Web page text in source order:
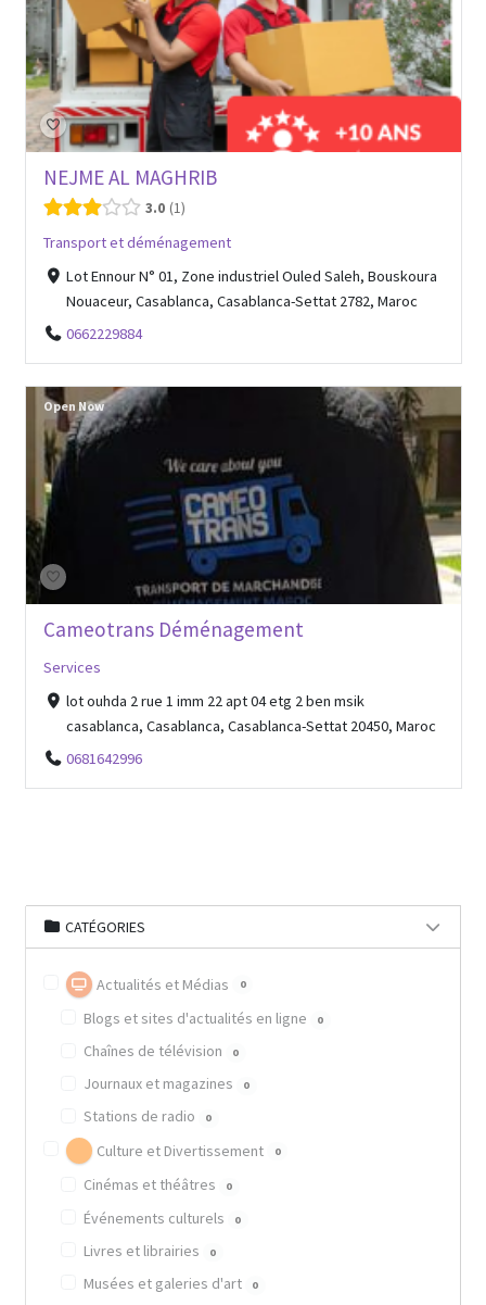
NEJME AL MAGHRIB
3.0 1
Transport et déménagement
Lot Ennour N° 01, Zone industriel Ouled Saleh, Bouskoura
Nouaceur, Casablanca, Casablanca-Settat 2782, Maroc
0662229884
Cameotrans Déménagement
Services
lot ouhda 2 rue 1 imm 22 apt 04 etg 2 ben msik
casablanca, Casablanca, Casablanca-Settat 20450, Maroc
0681642996
Open Now
CATÉGORIES
Actualités et Médias 0
Blogs et sites d'actualités en ligne 0
Chaînes de télévision 0
Journaux et magazines 0
Stations de radio 0
Culture et Divertissement 0
Cinémas et théâtres 0
Événements culturels 0
Livres et librairies 0
Musées et galeries d'art 0